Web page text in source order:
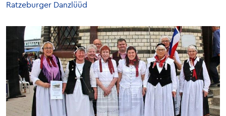
Ratzeburger Danzlüüd